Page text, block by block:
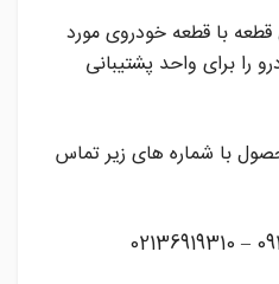
با قطعه خودروی مورد
را برای واحد پشتیبانی
با شماره های زیر تماس